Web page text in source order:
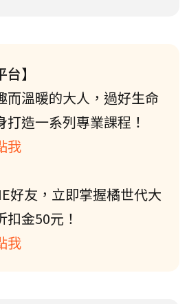
】
而溫暖的大人，過好生命
打造一系列專業課程！
我
好友，立即掌握橘世代大
金50元！
我